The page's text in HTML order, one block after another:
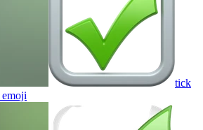
tick
emoji